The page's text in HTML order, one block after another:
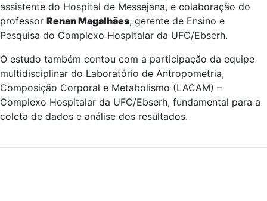
assistente do Hospital de Messejana, e colaboração do
professor Renan Magalhães, gerente de Ensino e
Pesquisa do Complexo Hospitalar da UFC/Ebserh.
O estudo também contou com a participação da equipe
multidisciplinar do Laboratório de Antropometria,
Composição Corporal e Metabolismo (LACAM) –
Complexo Hospitalar da UFC/Ebserh, fundamental para a
coleta de dados e análise dos resultados.